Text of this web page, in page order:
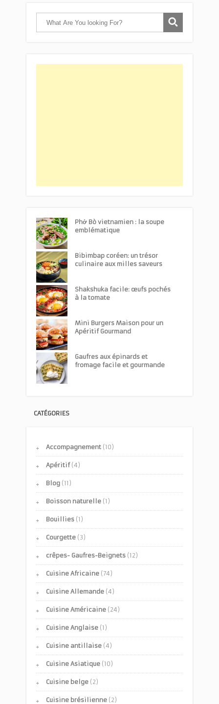
Phở Bò vietnamien : la soupe
emblématique
Bibimbap coréen: un trésor
culinaire aux milles saveurs
Shakshuka facile: œufs pochés
à la tomate
Mini Burgers Maison pour un
Apéritif Gourmand
Gaufres aux épinards et
fromage facile et gourmande
CATÉGORIES
Accompagnement (10)
Apéritif(4)
Blog (11)
Boisson naturelle (1)
Bouillies (1)
Courgette (3)
crêpes- Gaufres-Beignets (12)
Cuisine Africaine (74)
Cuisine Allemande (4)
Cuisine Américaine (24)
Cuisine Anglaise (1)
Cuisine antillaise (4)
Cuisine Asiatique (10)
Cuisine belge (2)
Cuisine brésilienne (2)